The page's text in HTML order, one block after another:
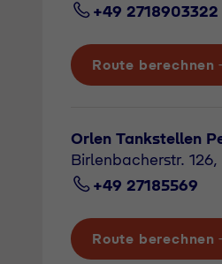
+49 2718903322
Route berechnen
Orlen Tankstellen
Birlenbacherstr.
+49 27185569
Route berechnen